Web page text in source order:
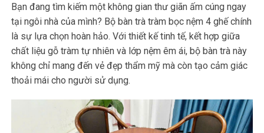
Bạn đang tìm kiếm một không gian thư giãn ấm cúng ngay
tại ngôi nhà của mình? Bộ bàn trà tràm bọc nệm 4 ghế chính
là sự lựa chọn hoàn hảo. Với thiết kế tinh tế, kết hợp giữa
chất liệu gỗ tràm tự nhiên và lớp nệm êm ái, bộ bàn trà này
không chỉ mang đến vẻ đẹp thẩm mỹ mà còn tạo cảm giác
thoải mái cho người sử dụng.